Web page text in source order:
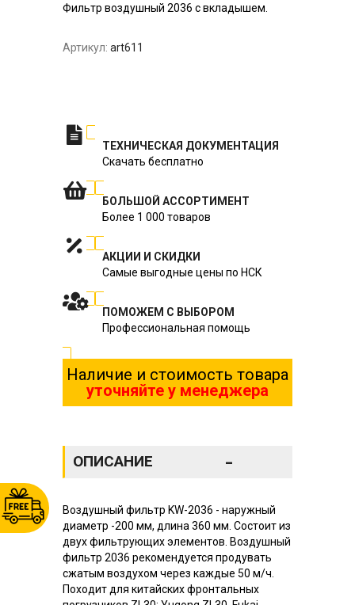
Фильтр воздушный 2036 с вкладышем.
Артикул: art611
ТЕХНИЧЕСКАЯ ДОКУМЕНТАЦИЯ
Скачать бесплатно
БОЛЬШОЙ АССОРТИМЕНТ
Более 1 000 товаров
АКЦИИ И СКИДКИ
Самые выгодные цены по НСК
ПОМОЖЕМ С ВЫБОРОМ
Профессиональная помощь
Наличие и стоимость товара
уточняйте у менеджера
ОПИСАНИЕ -
Воздушный фильтр KW-2036 - наружный
диаметр -200 мм, длина 360 мм. Состоит из
двух фильтрующих элементов. Воздушный
фильтр 2036 рекомендуется продувать
сжатым воздухом через каждые 50 м/ч.
Походит для китайских фронтальных